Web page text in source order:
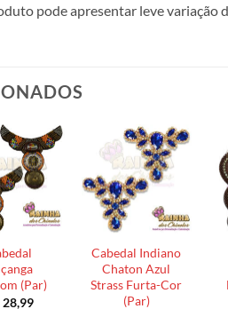
pode apresentar leve variação
(Par)
28,99
Cabedal Indiano
Chaton Azul
Strass Furta-Cor
(Par)